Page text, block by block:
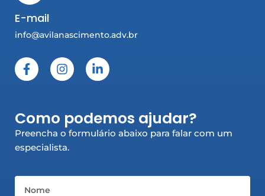
E-mail
info@avilanascimento.adv.br
F
a
o
o
k
-
I
n
g
r
a
L
i
d
i
n
Como podemos ajudar?
Preencha o formulário abaixo para falar com um
especialista.